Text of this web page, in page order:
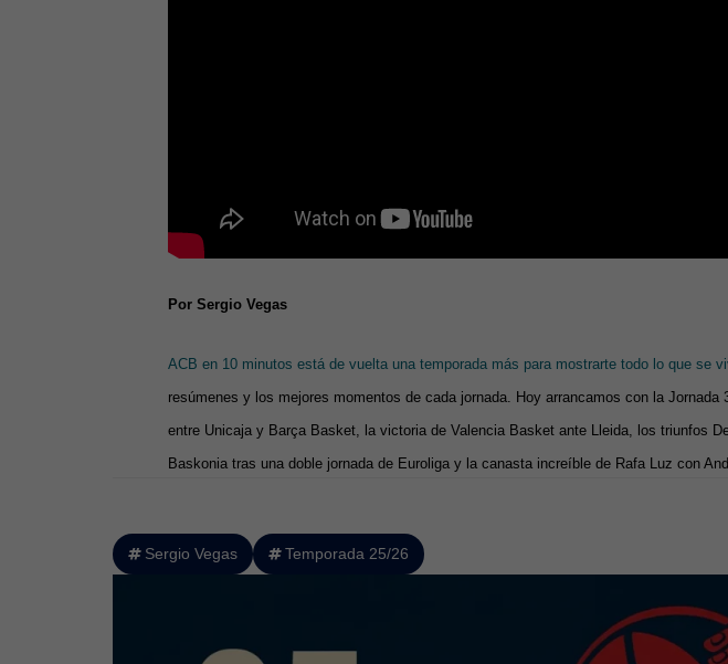
Por Sergio Vegas
ACB en 10 minutos está de vuelta una temporada más para mostrarte todo lo que se
resúmenes y los mejores momentos de cada jornada. Hoy arrancamos con la Jornada
entre Unicaja y Barça Basket, la victoria de Valencia Basket ante Lleida, los triunfos
Baskonia tras una doble jornada de Euroliga y la canasta increíble de Rafa Luz con
Sergio Vegas Temporada 25/26